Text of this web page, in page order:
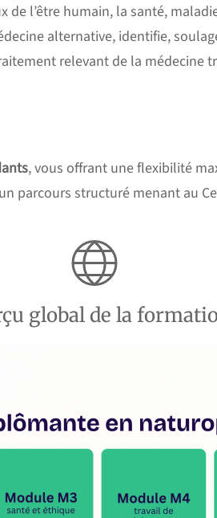
l’être humain, la santé,
alternative, identifie,
relevant de la médecine
, vous offrant une flexibilité
structuré menant au
global de la